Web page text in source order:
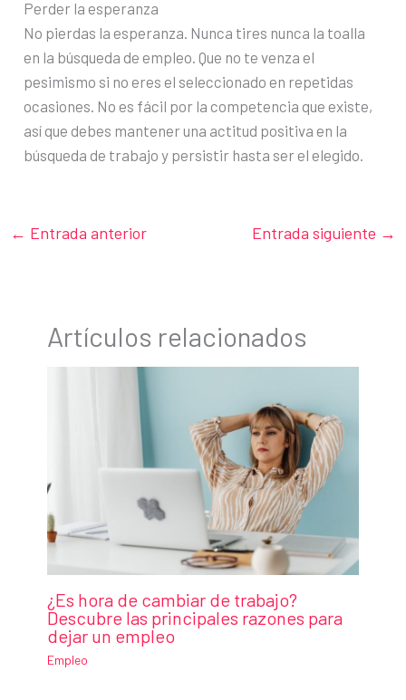
Perder la esperanza
No pierdas la esperanza. Nunca tires nunca la toalla
en la búsqueda de empleo. Que no te venza el
pesimismo si no eres el seleccionado en repetidas
ocasiones. No es fácil por la competencia que existe,
así que debes mantener una actitud positiva en la
búsqueda de trabajo y persistir hasta ser el elegido.
← Entrada anterior Entrada siguiente →
Artículos relacionados
¿Es hora de cambiar de trabajo?
Descubre las principales razones para
dejar un empleo
Empleo